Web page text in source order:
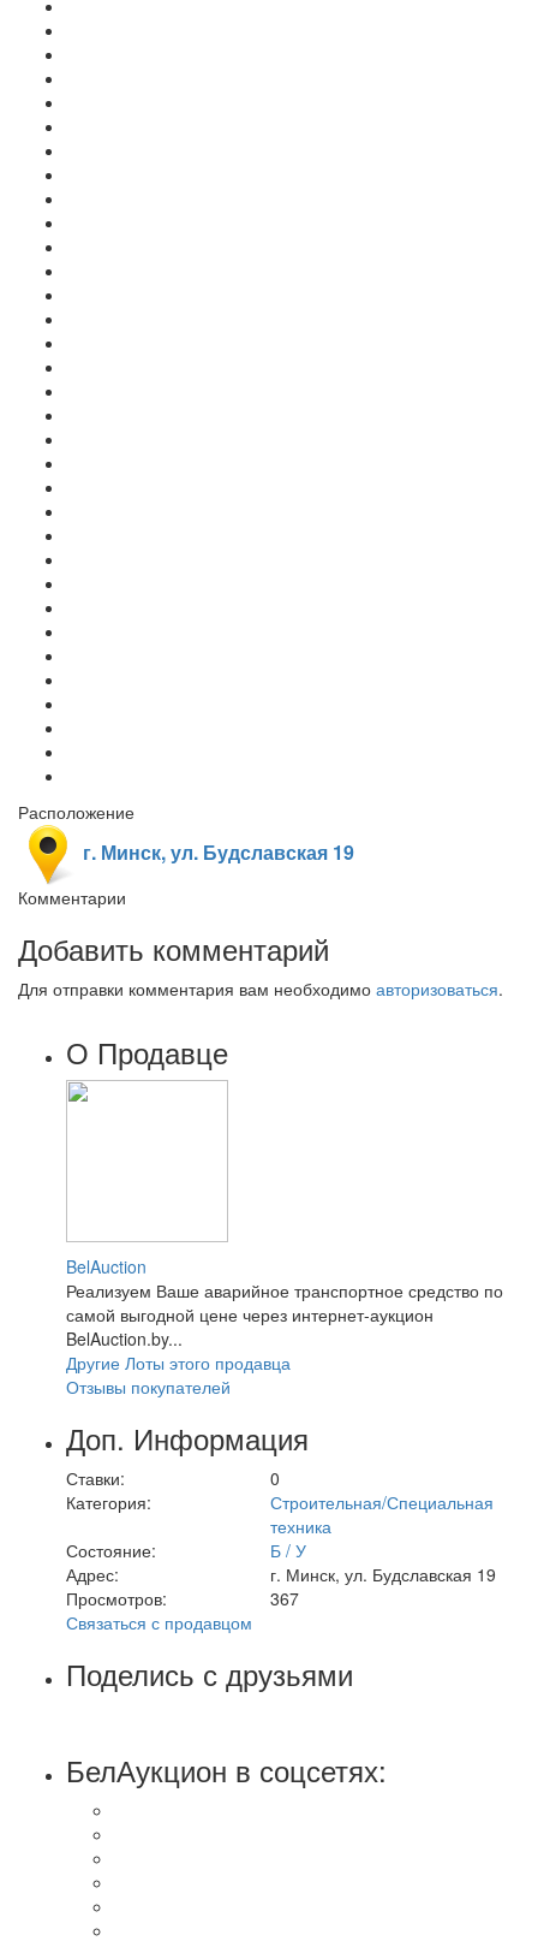
Расположение
г. Минск, ул. Будславская 19
Комментарии
Добавить комментарий
Для отправки комментария вам необходимо авторизоваться.
О Продавце
BelAuction
Реализуем Ваше аварийное транспортное средство по
самой выгодной цене через интернет-аукцион
BelAuction.by...
Другие Лоты этого продавца
Отзывы покупателей
Доп. Информация
Ставки:
0
Категория:
Строительная/Специальная
техника
Состояние:
Б / У
Адрес:
г. Минск, ул. Будславская 19
Просмотров:
367
Связаться с продавцом
Поделись с друзьями
БелАукцион в соцсетях: